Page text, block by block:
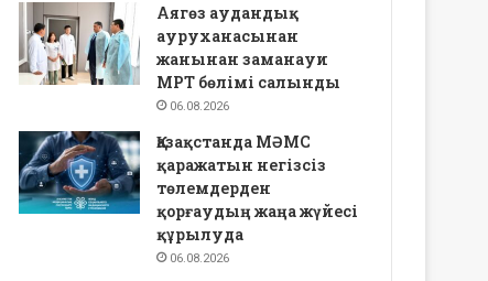
Аягөз аудандық
ауруханасынан
жанынан заманауи
МРТ бөлімі салынды
06.08.2026
Қазақстанда МӘМС
қаражатын негізсіз
төлемдерден
қорғаудың жаңа жүйесі
құрылуда
06.08.2026